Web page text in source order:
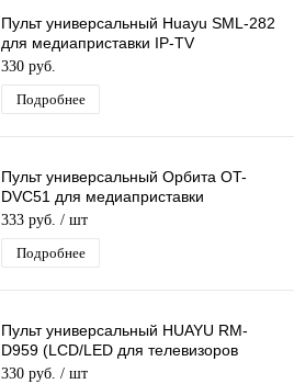
Пульт универсальный Huayu SML-282
для медиаприставки IP-TV
Ростелеком
330 руб.
Подробнее
Пульт универсальный Орбита OT-
DVC51 для медиаприставки
Ростелеком
333 руб. / шт
Подробнее
Пульт универсальный HUAYU RM-
D959 (LCD/LED для телевизоров
Sony)
330 руб. / шт